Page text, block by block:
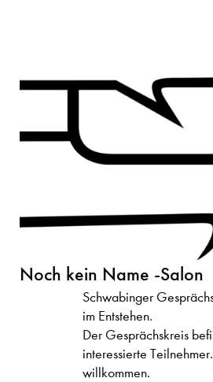
Noch kein Name -Salon
Schwabinger
im Entstehen.
Der Gesprächskreis
interessierte
willkommen.